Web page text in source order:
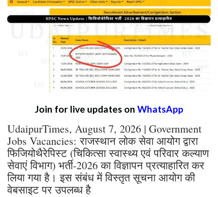
Join for live updates on WhatsApp
UdaipurTimes, August 7, 2026 | Government
Jobs Vacancies: राजस्थान लोक सेवा आयोग द्वारा
फिजियोथैरेपिस्ट (चिकित्सा स्वास्थ्य एवं परिवार कल्याण
सेवाएं विभाग) भर्ती-2026 का विज्ञापन प्रत्याहारित कर
लिया गया है। इस संबंध में विस्तृत सूचना आयोग की
वेबसाइट पर उपलब्ध है